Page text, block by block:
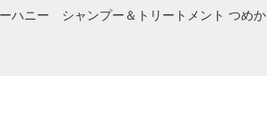
ハニー シャンプー＆トリートメント つめか